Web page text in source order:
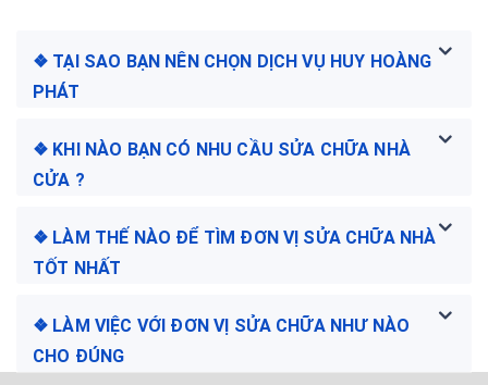
❖ TẠI SAO BẠN NÊN CHỌN DỊCH VỤ HUY HOÀNG
PHÁT
❖ KHI NÀO BẠN CÓ NHU CẦU SỬA CHỮA NHÀ
CỬA ?
❖ LÀM THẾ NÀO ĐỂ TÌM ĐƠN VỊ SỬA CHỮA NHÀ
TỐT NHẤT
❖ LÀM VIỆC VỚI ĐƠN VỊ SỬA CHỮA NHƯ NÀO
CHO ĐÚNG